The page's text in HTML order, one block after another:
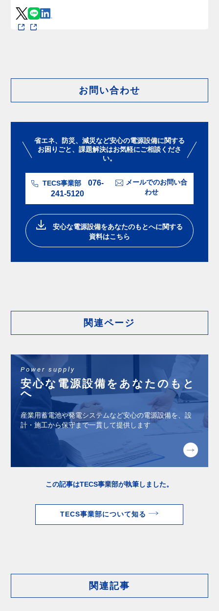
お問い合わせ
省エネ、防災、減災など安心の電源設備に関する
お困りごと、課題解決はお気軽にご相談くださ
い。
TECS事業部
076-
241-5120
メールでのお問い合
わせ
安⼼な電源設備をあなたのもとへに関する
資料はこちら
関連ページ
Power supply
安⼼な電源設備をあなたのもと
へ
産業⽤蓄電池や発電システムなど安⼼の電源設備を、設
計・施⼯から保守まで⼀貫して提供します
この記事はTECS事業部が執筆しました。
TECS事業部について知る
関連記事